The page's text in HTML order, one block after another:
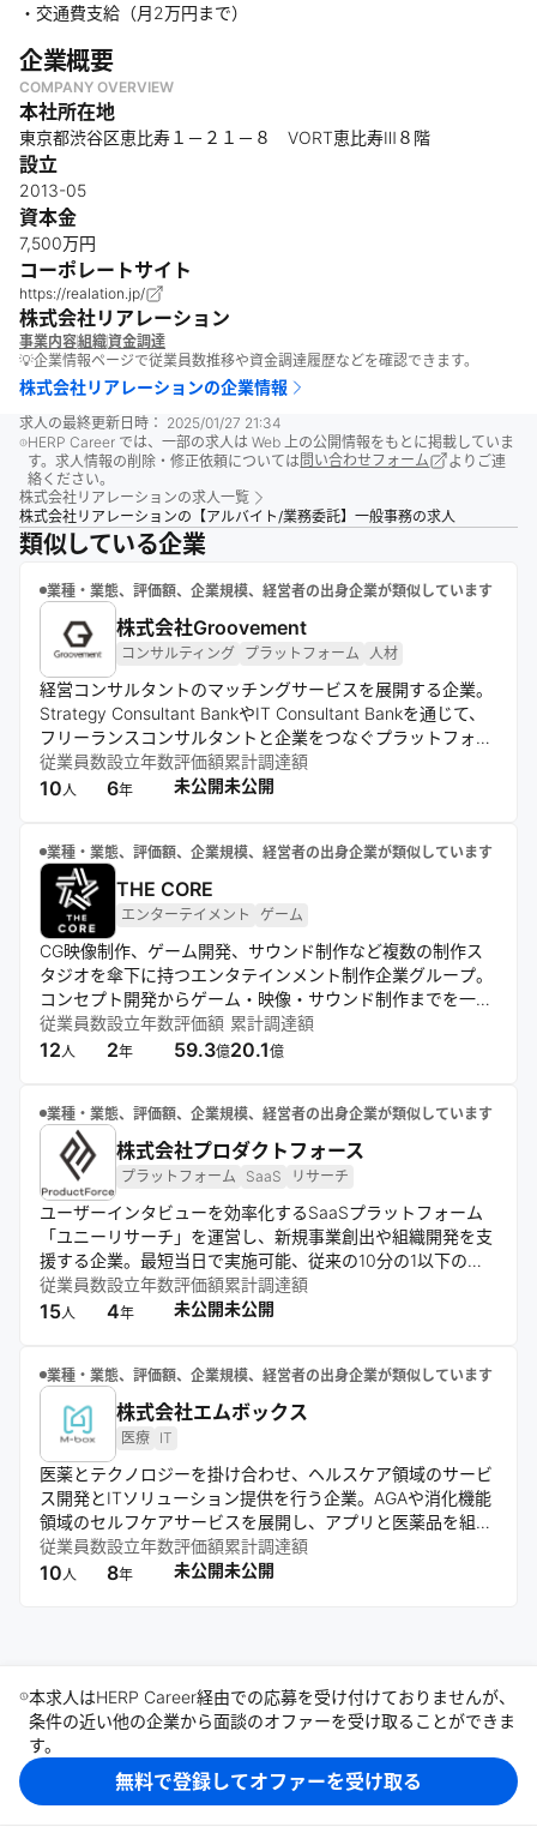
・交通費支給（月2万円まで）
企業概要
COMPANY OVERVIEW
本社所在地
東京都渋谷区恵比寿１－２１－８ VORT恵比寿Ⅲ８階
設立
2013-05
資本金
7,500万円
コーポレートサイト
https://realation.jp/
株式会社リアレーション
事業内容組織資金調達
💡企業情報ページで従業員数推移や資金調達履歴などを確認できます。
株式会社リアレーションの企業情報
求人の最終更新日時： 2025/01/27 21:34
HERP Career では、一部の求人は Web 上の公開情報をもとに掲載していま
す。求人情報の削除・修正依頼については問い合わせフォーム
よりご連
絡ください。
株式会社リアレーションの求人一覧
株式会社リアレーションの【アルバイト/業務委託】一般事務の求人
類似している企業
業種・業態、評価額、企業規模、経営者の出身企業が類似しています
株式会社Groovement
コンサルティング プラットフォーム 人材
経営コンサルタントのマッチングサービスを展開する企業。
Strategy Consultant BankやIT Consultant Bankを通じて、
フリーランスコンサルタントと企業をつなぐプラットフォー
ムを運営。また、自社コンサルタントによる経営コンサルテ
ィングや研修サービスも提供し、プロフェッショナルの新し
従業員数
10 人
設立年数
6年
評価額
未公開
累計調達額
未公開
業種・業態、評価額、企業規模、経営者の出身企業が類似しています
THE CORE
エンターテイメント ゲーム
CG映像制作、ゲーム開発、サウンド制作など複数の制作ス
タジオを傘下に持つエンタテインメント制作企業グループ。
コンセプト開発からゲーム・映像・サウンド制作までを一貫
して手掛ける制作体制を構築し、Unreal Engineを活用した
制作パイプラインとクリエイター陣によるコンテンツ制作を
従業員数
12 人
設立年数
2年
評価額
59.3億
累計調達額
20.1億
業種・業態、評価額、企業規模、経営者の出身企業が類似しています
株式会社プロダクトフォース
プラットフォーム SaaS リサーチ
ユーザーインタビューを効率化するSaaSプラットフォーム
「ユニーリサーチ」を運営し、新規事業創出や組織開発を支
援する企業。最短当日で実施可能、従来の10分の1以下のコ
ストでリサーチを実現し、調査設計から活用までを一気通貫
でサポート。企業の開発プロセスにユーザー理解を根付か
を目指している。
従業員数
15人
設立年数
4年
評価額
未公開
累計調達額
未公開
業種・業態、評価額、企業規模、経営者の出身企業が類似しています
株式会社エムボックス
医療 IT
医薬とテクノロジーを掛け合わせ、ヘルスケア領域のサービ
ス開発とITソリューション提供を行う企業。AGAや消化機能
領域のセルフケアサービスを展開し、アプリと医薬品を組み
合わせたプロダクトを開発。症状データに基づく最適なケア
を提供し、テクノロジーの力でセルフメディケーションのあ
従業員数
10 人
設立年数
8年
評価額
未公開
累計調達額
未公開
本求人はHERP Career経由での応募を受け付けておりませんが、
条件の近い他の企業から面談のオファーを受け取ることができま
す。
無料で登録してオファーを受け取る